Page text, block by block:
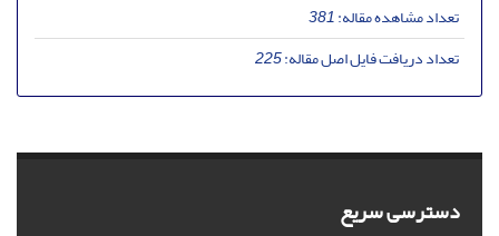
تعداد مشاهده مقاله:381
تعداد دریافت فایل اصل مقاله:225
دسترسی سریع